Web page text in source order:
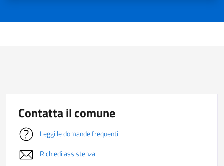
Contatta il comune
Leggi le domande frequenti
Richiedi assistenza